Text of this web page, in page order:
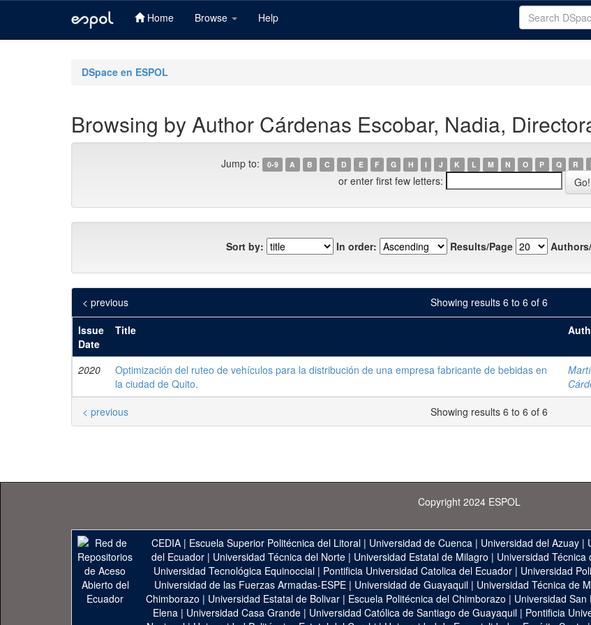
Home Browse Help
DSpace en ESPOL
Browsing by Author Cárdenas Escobar, Nadia,
Jump to: 0-9 A B C D E F G H I J K L M N O P Q R
or enter first few letters:
Sort by: In order: Results/Page
Showing results 6 to 6 of 6
< previous
Issue
Date
Title
2020
Optimización del ruteo de vehículos para la distribución de una empresa fabricante de bebidas en
la ciudad de Quito.
Showing results 6 to 6 of 6
< previous
Copyright 2024 ESPOL
CEDIA | Escuela Superior Politécnica del Litoral | Universidad de Cuenca | Universidad del Azuay |
del Ecuador| Universidad Técnica del Norte| Universidad Estatal de Milagro | Universidad Técnica
Universidad Tecnológica Equinoccial| Pontificia Universidad Catolica del Ecuador| Universidad
Universidad de las Fuerzas Armadas-ESPE | Universidad de Guayaquil | Universidad Técnica de
Chimborazo | Universidad Estatal de Bolivar| Escuela Politécnica del Chimborazo | Universidad
Elena | Universidad Casa Grande | Universidad Católica de Santiago de Guayaquil | Pontificia